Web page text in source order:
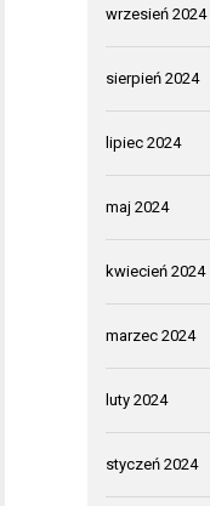
wrzesień 2024
sierpień 2024
lipiec 2024
maj 2024
kwiecień 2024
marzec 2024
luty 2024
styczeń 2024